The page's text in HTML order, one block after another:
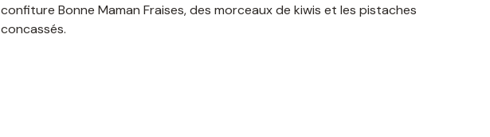
confiture Bonne Maman Fraises, des morceaux de kiwis et les pistaches
concassés.